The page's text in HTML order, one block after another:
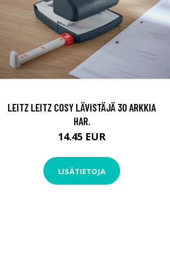
LEITZ LEITZ COSY LÄVISTÄJÄ 30 ARKKIA
HAR.
14.45 EUR
LISÄTIETOJA